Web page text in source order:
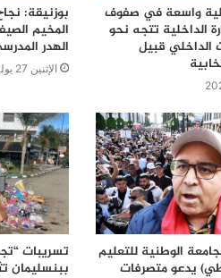
واسعة في صفوف
الداخلية تتجه نحو
الداخلي قبيل
بوزنيقة:
المخيم
الهدر
الإثنين 27 يوليو 2026
الوطنية للتعليم
يدعو متصرفات
تسريبات
ببنسليمان